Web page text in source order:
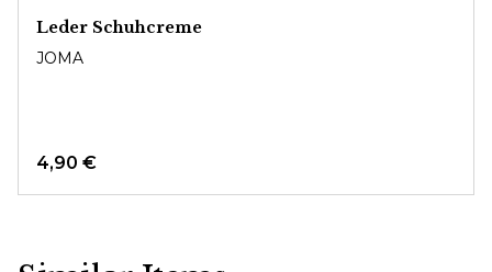
Leder Schuhcreme
JOMA
4,90 €